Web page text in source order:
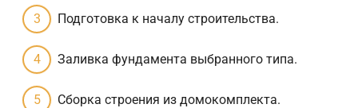
Подготовка к началу строительства.
Заливка фундамента выбранного типа.
Сборка строения из домокомплекта.